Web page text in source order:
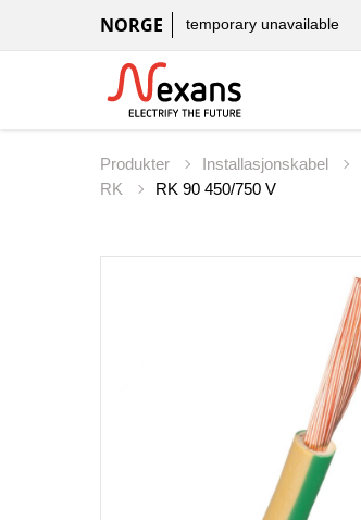
NORGE temporary unavailable
Produkter Installasjonskabel
RK